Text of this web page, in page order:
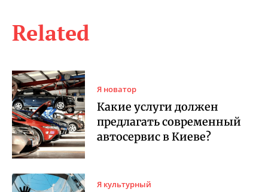
Related
Я новатор
Какие услуги должен
предлагать современный
автосервис в Киеве?
Я культурный